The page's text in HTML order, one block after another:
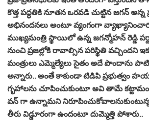
కొత్త పద్ధతికి నూతన ఒరవడి చుట్టిన జగన్ అన్న
అభినందనలు అంటూ వ్యంగంగా
ముఖ్యమంత్రి స్థాయిలో ఉన్న జగన్మోహన్ రెడ్డి
నుంచి ప్రజల్లోకి రావాల్సిన పరిస్థితి వచ్చిందని
మంత్రులు ఎమ్మెల్యేలు సైతం అదే పొందాను
అన్నారు.. అంతే కాకుండా టిడిపి ప్రభుత్వం
గృహాలను చూపించుకుంటూ అవి తామే
వన్ గా ఉన్నామని
తీరు విడ్డూరంగా ఉందంటూ దుమ్మెత్తి పోశారు..